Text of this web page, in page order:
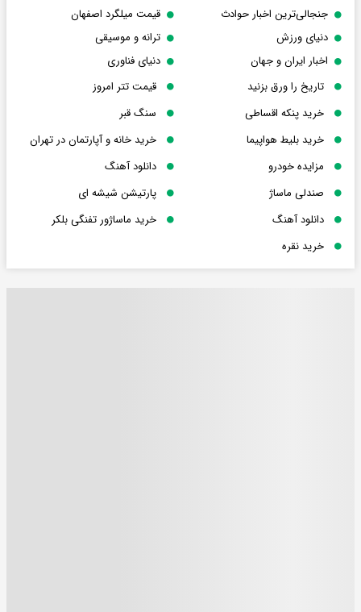
جنجالی‌ترین اخبار حوادث
قیمت میلگرد اصفهان
دنیای ورزش
ترانه و موسیقی
اخبار ایران و جهان
دنیای فناوری
تاریخ را ورق بزنید
قیمت تتر امروز
خرید پنکه اقساطی
سنگ قبر
خرید بلیط هواپیما
خرید خانه و آپارتمان در تهران
مزایده خودرو
دانلود آهنگ
صندلی ماساژ
پارتیشن شیشه ای
دانلود آهنگ
خرید ماساژور تفنگی بلکر
خرید نقره